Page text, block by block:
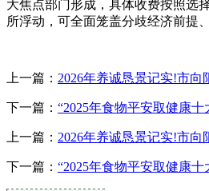
大焦点部门形成，具体收费按照选
所浮动，可全面笼盖分歧经济前提
上一篇： 2026年养诚恳景记实!市
下一篇： “2025年食物平安取健康十
上一篇： 2026年养诚恳景记实!市
下一篇： “2025年食物平安取健康十